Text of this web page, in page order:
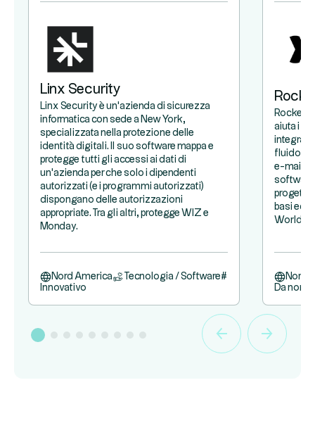
Linx Security
Linx Security è un'azienda di sicurezza
informatica con sede a New York,
specializzata nella protezione delle
identità digitali. Il suo software mappa e
protegge tutti gli accessi ai dati di
un'azienda per che solo i dipendenti
autorizzati (e i programmi autorizzati)
dispongano delle autorizzazioni
appropriate. Tra gli altri, protegge WIZ e
Monday.
Nord America Tecnologia / Software#
Innovativo
aiuta i
integrare
fluido.
e-mail e
software
progetto
basi
Nord
Da non